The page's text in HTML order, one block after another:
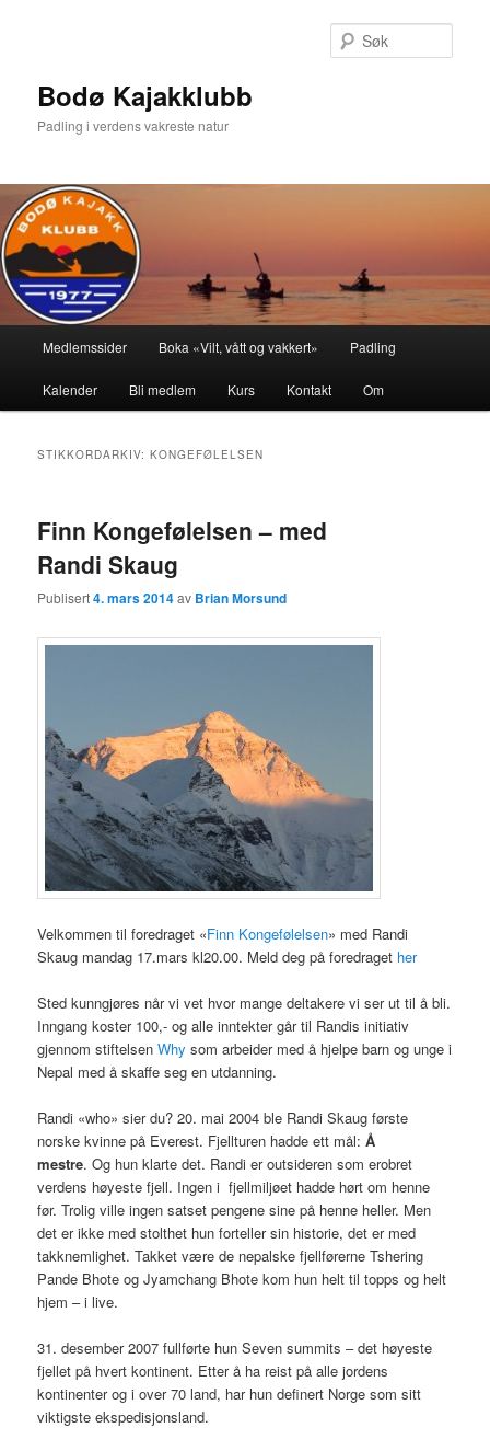
Bodø Kajakklubb
Padling i verdens vakreste natur
Medlemssider Boka «Vilt, vått og vakkert» Padling
Kalender Bli medlem Kurs Kontakt Om
STIKKORDARKIV:KONGEFØLELSEN
Finn Kongefølelsen – med
Randi Skaug
Publisert4. mars 2014av Brian Morsund
Velkommen til foredraget «Finn Kongefølelsen» med Randi
Skaug mandag 17.mars kl20.00. Meld deg på foredraget her
Sted kunngjøres når vi vet hvor mange deltakere vi ser ut til å bli.
Inngang koster 100,- og alle inntekter går til Randis initiativ
gjennom stiftelsenWhysom arbeider med å hjelpe barn og unge i
Nepal med å skaffe seg en utdanning.
Randi «who» sier du? 20. mai 2004 ble Randi Skaug første
norske kvinne på Everest. Fjellturen hadde ett mål:Å
mestre. Og hun klarte det. Randi er outsideren som erobret
verdens høyeste fjell. Ingen i fjellmiljøet hadde hørt om henne
før. Trolig ville ingen satset pengene sine på henne heller. Men
det er ikke med stolthet hun forteller sin historie, det er med
takknemlighet. Takket være de nepalske fjellførerne Tshering
Pande Bhote og Jyamchang Bhote kom hun helt til topps og helt
hjem – i live.
31. desember 2007 fullførte hun Seven summits – det høyeste
fjellet på hvert kontinent. Etter å ha reist på alle jordens
kontinenter og i over 70 land, har hun definert Norge som sitt
viktigste ekspedisjonsland.